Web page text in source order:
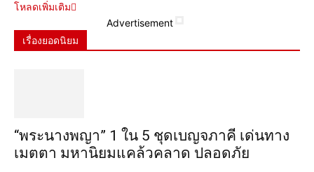
โหลดเพิ่มเติม
Advertisement
เรื่องยอดนิยม
“พระ​นาง​พญา” 1 ใน 5​ ชุดเบญจ​ภาคี​ เด่นทาง
เมตตา​ มหา​นิยม​แคล้วคลาด​ ปลอดภัย​